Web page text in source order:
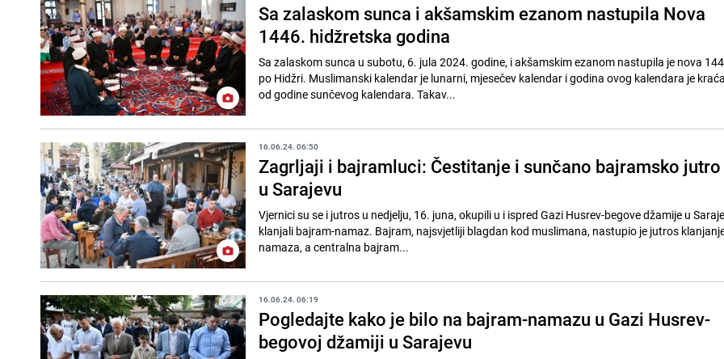
Sa zalaskom sunca i akšamskim ezanom nastupila Nova
1446. hidžretska godina
Sa zalaskom sunca u subotu, 6. jula 2024. godine, i akšamskim ezanom nastupila je nova
po Hidžri. Muslimanski kalendar je lunarni, mjesečev kalendar i godina ovog kalendara je
od godine sunčevog kalendara. Takav...
16.06.24. 06:50
Zagrljaji i bajramluci: Čestitanje i sunčano bajramsko jutro
u Sarajevu
Vjernici su se i jutros u nedjelju, 16. juna, okupili u i ispred Gazi Husrev-begove džamije u
klanjali bajram-namaz. Bajram, najsvjetliji blagdan kod muslimana, nastupio je jutros
namaza, a centralna bajram...
16.06.24. 06:19
Pogledajte kako je bilo na bajram-namazu u Gazi Husrev-
begovoj džamiji u Sarajevu